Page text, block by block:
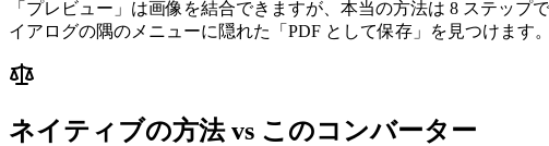
「プレビュー」は画像を結合できますが、本当の方法は 8 ステッ
イアログの隅のメニューに隠れた「PDF として保存」を見つけます
ネイティブの方法 vs このコンバーター